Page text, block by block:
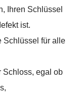
Ihren Schlüssel
ist.
Schlüssel für alle
Schloss, egal ob